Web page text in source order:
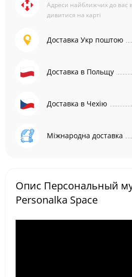
Адреси найближчих до вас
дивитися на карті
Доставка Укр поштою
Доставка в Польщу
Доставка в Чехію
Міжнародна доставка
Опис Персональный
Personalka Space